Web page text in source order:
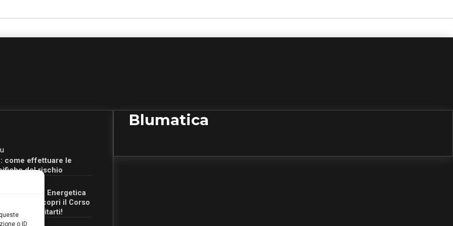
o ID
come effettuare le
del rischio
Energetica
scopri il Corso
Ore per abilitarti!
Blumatica